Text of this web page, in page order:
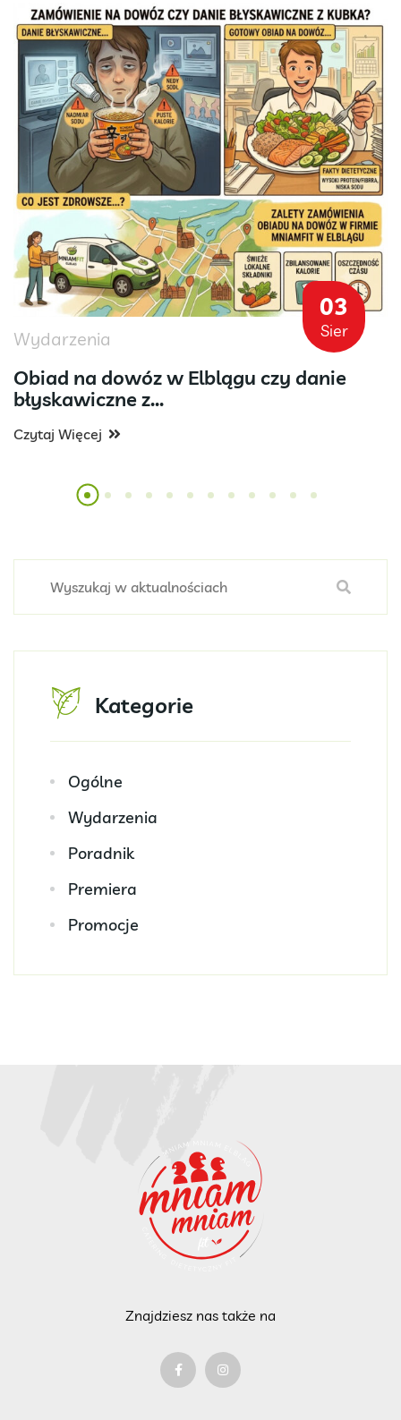
03
Sier
Wydarzenia
Obiad na dowóz w Elblągu czy danie
błyskawiczne z...
Czytaj Więcej
Kategorie
Ogólne
Wydarzenia
Poradnik
Premiera
Promocje
Znajdziesz nas także na